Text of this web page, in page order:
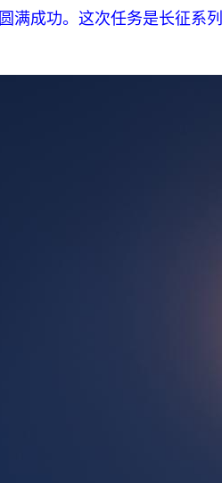
圆满成功。这次任务是长征系